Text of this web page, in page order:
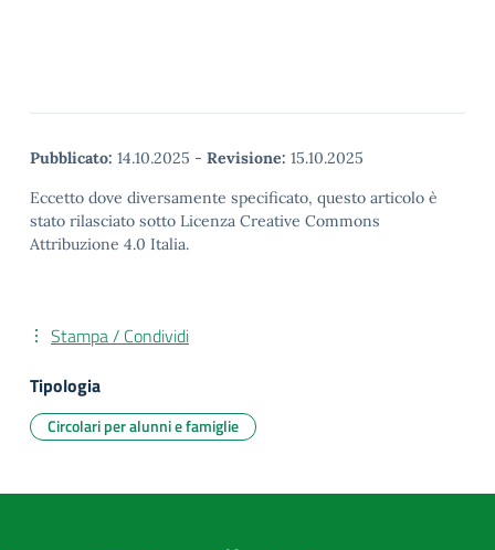
Pubblicato: 14.10.2025 - Revisione: 15.10.2025
Eccetto dove diversamente specificato, questo articolo è
stato rilasciato sotto Licenza Creative Commons
Attribuzione 4.0 Italia.
Stampa / Condividi
Tipologia
Circolari per alunni e famiglie